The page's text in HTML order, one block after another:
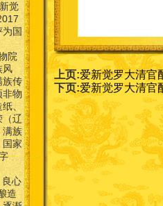
觉
国
院
风
族传
非物
、
辽
满族
国家
心
造
上页:爱新觉罗大清官
下页:爱新觉罗大清官